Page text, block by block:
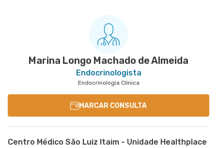
Marina Longo Machado de Almeida
Endocrinologista
Endocrinologia Clinica
MARCAR CONSULTA
Centro Médico São Luiz Itaim - Unidade Healthplace